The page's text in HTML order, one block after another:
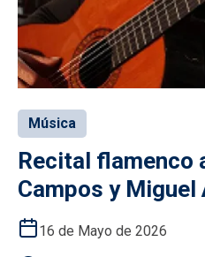
Música
Recital flamenco
Campos y Miguel
16 de Mayo de 2026